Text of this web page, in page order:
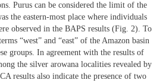
Purus can be considered the limit of the
the eastern-most place where individuals
observed in the BAPS results (Fig. 2). To
“west” and “east” of the Amazon basin
groups. In agreement with the results of
the silver arowana localities revealed by
results also indicate the presence of two